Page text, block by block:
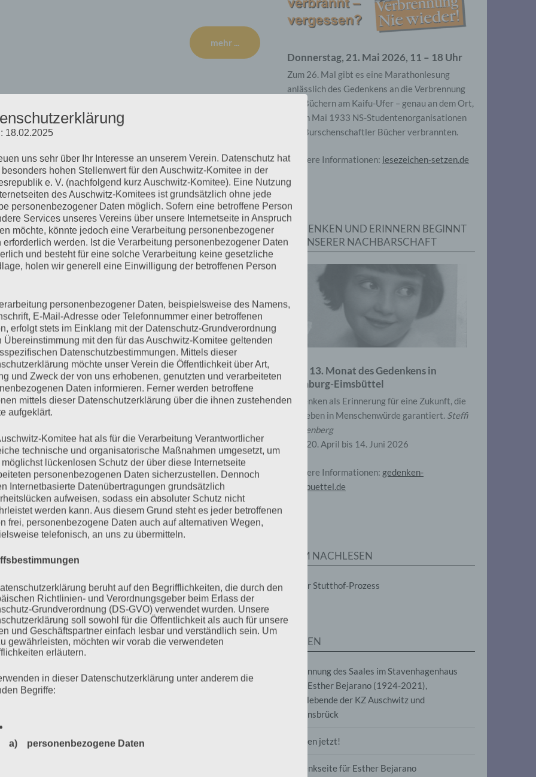
mehr ...
Abstimmungsverhalten
UNO
zur „Bekämpfung der Verherrlichung des
sich die Bundesregierung, wie die übrigen EU-Staaten, bei der
diese, zum ersten Mal gegen diese Resolution.
mehr ...
Verfassung – SPD und
verstreichen lassen
Rom und Cinti Union und Vereinigung der Verfolgten des
(VVN-BdA) Hamburg e. V. einen Brief an
neben dem Wort Antisemitismus auch das Wort
wird.
mehr ...
Donnerstag, 21. Mai 2026, 11 – 18 Uhr
Zum 26. Mal gibt es eine Marathonlesung
anlässlich des Gedenkens an die Verbrennung
von Büchern am Kaifu-Ufer – genau an dem Ort,
wo im Mai 1933 NS-Studentenorganisationen
und Burschenschaftler Bücher verbrannten.
Weitere Informationen: lesezeichen-setzen.de
GEDENKEN UND ERINNERN BEGINNT
IN UNSERER NACHBARSCHAFT
Zum 13. Monat des Gedenkens in
Hamburg-Eimsbüttel
Gedenken als Erinnerung für eine Zukunft, die
ein Leben in Menschenwürde garantiert. Steffi
Wittenberg
Vom 20. April bis 14. Juni 2026
Weitere Informationen: gedenken-
eimsbuettel.de
ZUM NACHLESEN
Der Stutthof-Prozess
SEITEN
Benennung des Saales im Stavenhagenhaus
nach Esther Bejarano (1924-2021),
Überlebende der KZ Auschwitz und
Ravensbrück
Frieden jetzt!
Gedenkseite für Esther Bejarano
18.02.2025
uns sehr über Ihr Interesse an unserem Verein. Datenschutz hat
hohen Stellenwert für den Auschwitz-Komitee in der
e. V. (nachfolgend kurz Auschwitz-Komitee). Eine Nutzung
des Auschwitz-Komitees ist grundsätzlich ohne jede
personenbezogener Daten möglich. Sofern eine betroffene Person
Services unseres Vereins über unsere Internetseite in Anspruch
möchte, könnte jedoch eine Verarbeitung personenbezogener
erforderlich werden. Ist die Verarbeitung personenbezogener Daten
und besteht für eine solche Verarbeitung keine gesetzliche
holen wir generell eine Einwilligung der betroffenen Person
personenbezogener Daten, beispielsweise des Namens,
E-Mail-Adresse oder Telefonnummer einer betroffenen
erfolgt stets im Einklang mit der Datenschutz-Grundverordnung
Übereinstimmung mit den für das Auschwitz-Komitee geltenden
Datenschutzbestimmungen. Mittels dieser
möchte unser Verein die Öffentlichkeit über Art,
und Zweck der von uns erhobenen, genutzten und verarbeiteten
Daten informieren. Ferner werden betroffene
mittels dieser Datenschutzerklärung über die ihnen zustehenden
aufgeklärt.
Komitee hat als für die Verarbeitung Verantwortlicher
technische und organisatorische Maßnahmen umgesetzt, um
lückenlosen Schutz der über diese Internetseite
personenbezogenen Daten sicherzustellen. Dennoch
Internetbasierte Datenübertragungen grundsätzlich
aufweisen, sodass ein absoluter Schutz nicht
werden kann. Aus diesem Grund steht es jeder betroffenen
frei, personenbezogene Daten auch auf alternativen Wegen,
telefonisch, an uns zu übermitteln.
beruht auf den Begrifflichkeiten, die durch den
Richtlinien- und Verordnungsgeber beim Erlass der
Grundverordnung (DS-GVO) verwendet wurden. Unsere
soll sowohl für die Öffentlichkeit als auch für unsere
und Geschäftspartner einfach lesbar und verständlich sein. Um
gewährleisten, möchten wir vorab die verwendeten
erläutern.
in dieser Datenschutzerklärung unter anderem die
Begriffe:
a) personenbezogene Daten